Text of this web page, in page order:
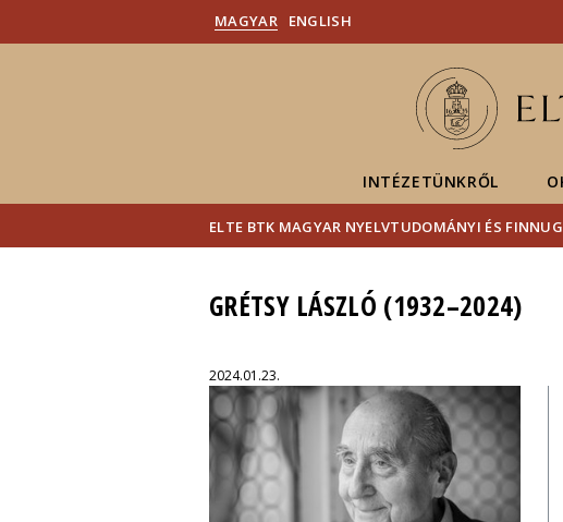
MAGYAR ENGLISH
INTÉZETÜNKRŐL
ELTE BTK MAGYAR NYELVTUDOMÁNYI ÉS
GRÉTSY LÁSZLÓ (1932–2024)
2024.01.23.